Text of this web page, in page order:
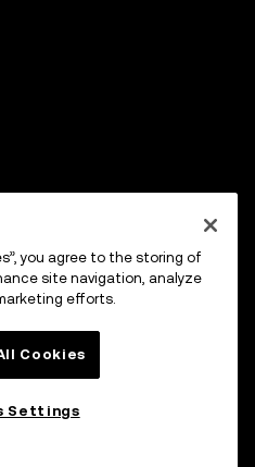
you agree to the storing of
site navigation, analyze
efforts.
Cookies
Settings